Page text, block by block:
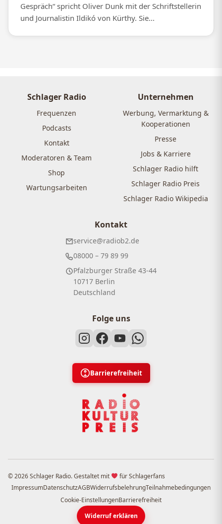
Gespräch“ spricht Oliver Dunk mit der Schriftstellerin
und Journalistin Ildikó von Kürthy. Sie...
Schlager Radio
Frequenzen
Podcasts
Kontakt
Moderatoren & Team
Shop
Wartungsarbeiten
Unternehmen
Werbung, Vermarktung &
Kooperationen
Presse
Jobs & Karriere
Schlager Radio hilft
Schlager Radio Preis
Schlager Radio Wikipedia
Kontakt
service@radiob2.de
08000 – 79 89 99
Pfalzburger Straße 43-44
10717 Berlin
Deutschland
Folge uns
Barrierefreiheit
© 2026 Schlager Radio. Gestaltet mit
für Schlagerfans
ImpressumDatenschutzAGBWiderrufsbelehrungTeilnahmebedingungen
Cookie-EinstellungenBarrierefreiheit
Widerruf erklären